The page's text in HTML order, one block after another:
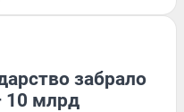
забрало
10 млрд